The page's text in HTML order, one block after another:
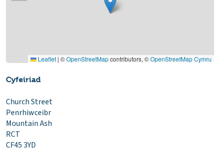
Leaflet | ©OpenStreetMapcontributors, ©OpenStreetMap Cymru
Cyfeiriad
Church Street
Penrhiwceibr
Mountain Ash
RCT
CF45 3YD